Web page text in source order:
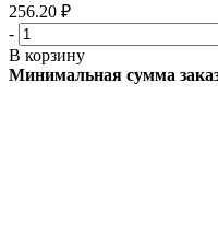
256.20 ₽
-
В корзину
Минимальная сумма